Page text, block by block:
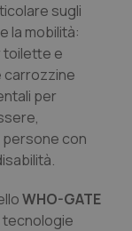
sugli
la mobilità:
toilette e
carrozzine
per
con
WHO-GATE
tecnologie